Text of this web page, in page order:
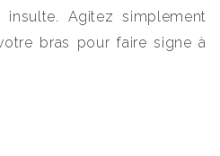
Agitez simplement
bras pour faire signe à